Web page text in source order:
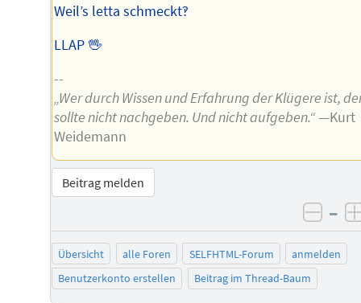
Weil’s letta schmeckt‽
LLAP 🖖
--
„Wer durch Wissen und Erfahrung der Klügere ist,
sollte nicht nachgeben. Und nicht aufgeben.“—Kurt
Weidemann
Beitrag melden
–
Übersicht alle Foren SELFHTML-Forum
anmelden
Benutzerkonto erstellen
Beitrag im Thread-Baum